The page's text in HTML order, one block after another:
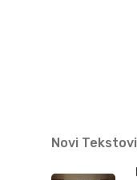
Novi Tekstovi